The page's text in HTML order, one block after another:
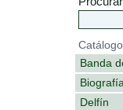
Banda
Delfín